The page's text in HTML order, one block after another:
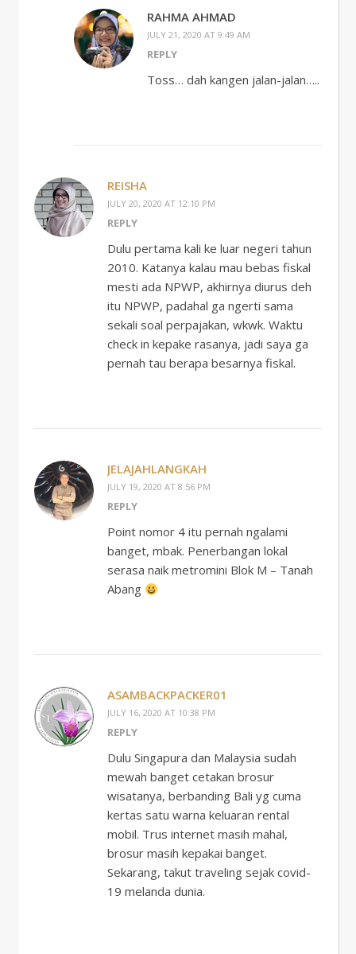
RAHMA AHMAD
JULY 21, 2020 AT 9:49 AM
REPLY
Toss… dah kangen jalan-jalan…..
REISHA
JULY 20, 2020 AT 12:10 PM
REPLY
Dulu pertama kali ke luar negeri tahun
2010. Katanya kalau mau bebas fiskal
mesti ada NPWP, akhirnya diurus deh
itu NPWP, padahal ga ngerti sama
sekali soal perpajakan, wkwk. Waktu
check in kepake rasanya, jadi saya ga
pernah tau berapa besarnya fiskal.
JELAJAHLANGKAH
JULY 19, 2020 AT 8:56 PM
REPLY
Point nomor 4 itu pernah ngalami
banget, mbak. Penerbangan lokal
serasa naik metromini Blok M – Tanah
Abang
ASAMBACKPACKER01
JULY 16, 2020 AT 10:38 PM
REPLY
Dulu Singapura dan Malaysia sudah
mewah banget cetakan brosur
wisatanya, berbanding Bali yg cuma
kertas satu warna keluaran rental
mobil. Trus internet masih mahal,
brosur masih kepakai banget.
Sekarang, takut traveling sejak covid-
19 melanda dunia.